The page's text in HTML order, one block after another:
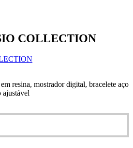
COLLECTION
resina, mostrador digital, bracelete aço
ajustável